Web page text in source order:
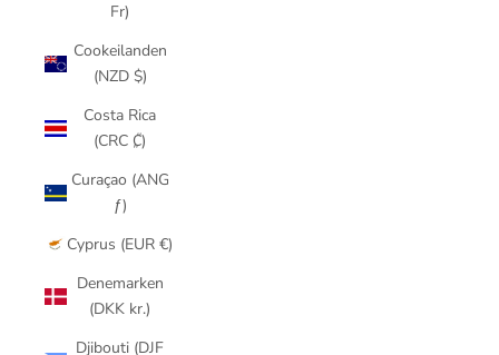
Fr)
Cookeilanden
(NZD $)
Costa Rica
(CRC ₡)
Curaçao (ANG
ƒ)
Cyprus (EUR €)
Denemarken
(DKK kr.)
Djibouti (DJF